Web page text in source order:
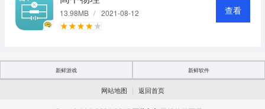
13.98MB / 2021-08-12 查看
新鲜游戏 新鲜软件
网站地图 | 返回首页